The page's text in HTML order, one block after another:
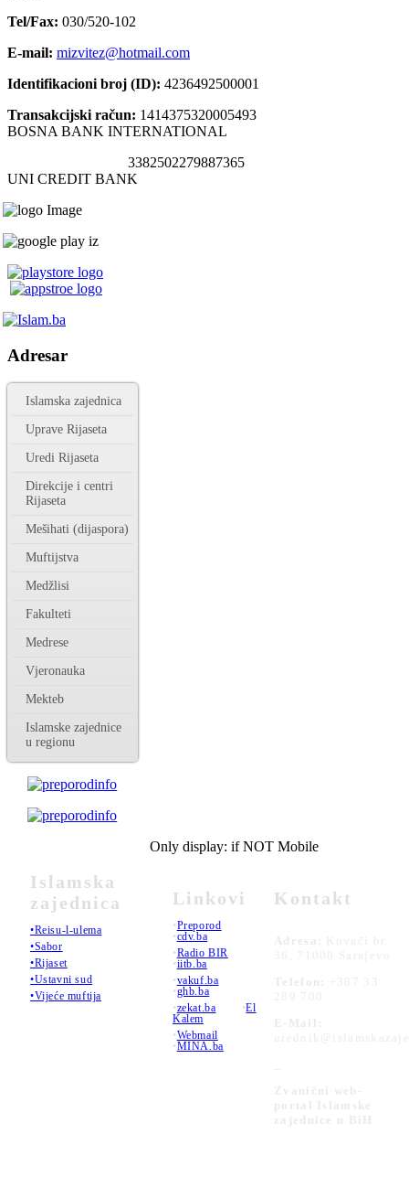
Tel/Fax: 030/520-102
E-mail: mizvitez@hotmail.com
Identifikacioni broj (ID): 4236492500001
Transakcijski račun: 1414375320005493
BOSNA BANK INTERNATIONAL
3382502279887365
UNI CREDIT BANK
Adresar
Islamska zajednica
Uprave Rijaseta
Uredi Rijaseta
Direkcije i centri
Rijaseta
Mešihati (dijaspora)
Muftijstva
Medžlisi
Fakulteti
Medrese
Vjeronauka
Mekteb
Islamske zajednice
u regionu
Islamska
zajednica
•Reisu-l-ulema
•Sabor
•Rijaset
•Ustavni sud
•Vijeće muftija
Only display: if NOT Mobile
Linkovi
•Preporod
•cdv.ba
•Radio BIR
•iitb.ba
•vakuf.ba
•ghb.ba
•zekat.ba •El
Kalem
•Webmail
•MINA.ba
Kontakt
Adresa:
Kovači br.
36, 71000 Sarajevo
Telefon:
+387 33
289 700
E-Mail:
Zvanični web-
portal Islamske
zajednice u BiH